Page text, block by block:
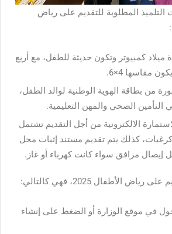
التلميذ المطلوبة للتقديم على رياض
ميلاد كمبيوتر وتكون حديثة للطفل، مع أربع
مقاسها 4×6.
من بطاقة الهوية الوطنية لوالد الطفل،
الصحي والمهن التعليمية.
الالكترونية من أجل التقديم تشتمل
كرغبات، كذلك يتم تقديم مستند إثبات محل
إيصال مرافق سواء كانت كهرباء أو غاز.
الأطفال 2025، فهي كالتالي:
في موقع الوزارة أو الضغط على إنشاء